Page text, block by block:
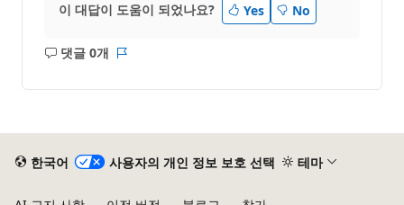
이 대답이 도움이 되었나요? Yes No
댓글 0개
설
한국어 사용자의 개인 정보 보호 선택 테마